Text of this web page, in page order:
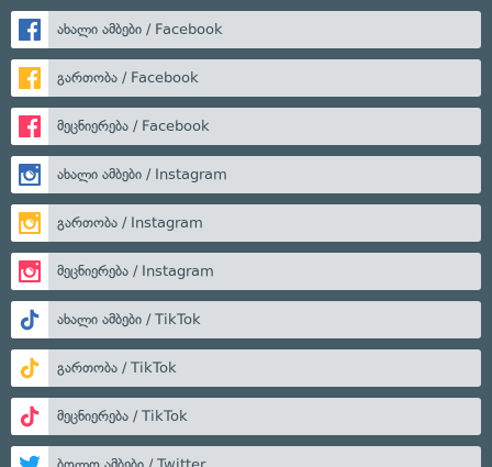
ახალი ამბები / Facebook
გართობა / Facebook
მეცნიერება / Facebook
ახალი ამბები / Instagram
გართობა / Instagram
მეცნიერება / Instagram
ახალი ამბები / TikTok
გართობა / TikTok
მეცნიერება / TikTok